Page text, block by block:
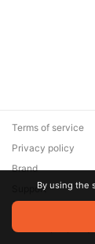
© 2026 Zaya
are the property
Terms of service
Privacy policy
Brand
SupportBy using the